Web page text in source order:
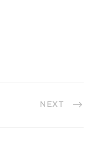
NEXT